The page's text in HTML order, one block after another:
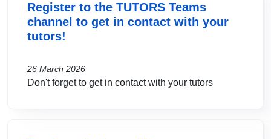
Register to the TUTORS Teams
channel to get in contact with your
tutors!
26 March 2026
Don't forget to get in contact with your tutors